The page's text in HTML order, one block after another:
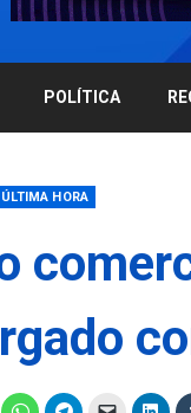
POLÍTICA
ÚLTIMA HORA